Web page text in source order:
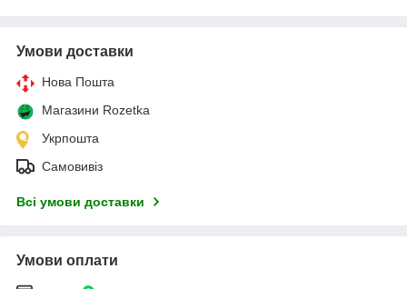
Умови доставки
Нова Пошта
Магазини Rozetka
Укрпошта
Самовивіз
Всі умови доставки
Умови оплати